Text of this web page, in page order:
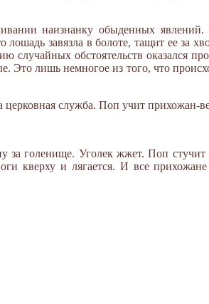
наизнанку обыденных явлений.
завязла в болоте, тащит ее за
случайных обстоятельств оказался
Это лишь немногое из того, что
церковная служба. Поп учит прихожан-
за голенище. Уголек жжет. Поп
кверху и лягается. И все